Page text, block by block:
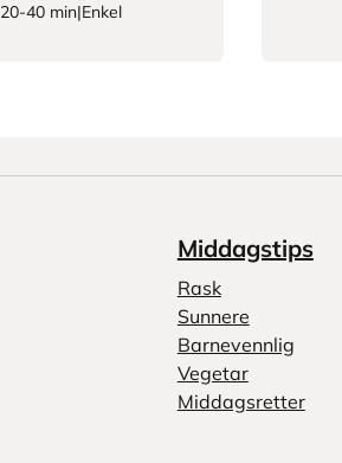
20-40 min|Enkel
Middagstips
Rask
Sunnere
Barnevennlig
Vegetar
Middagsretter